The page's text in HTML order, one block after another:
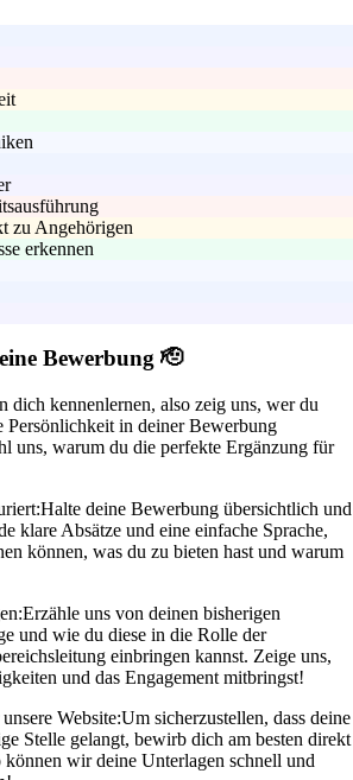
zu Angehörigen
erkennen
Bewerbung 🫡
dich kennenlernen, also zeig uns, wer du
in deiner Bewerbung
uns, warum du die perfekte Ergänzung für
Halte deine Bewerbung übersichtlich und
klare Absätze und eine einfache Sprache,
können, was du zu bieten hast und warum
Erzähle uns von deinen bisherigen
und wie du diese in die Rolle der
einbringen kannst. Zeige uns,
und das Engagement mitbringst!
Website:Um sicherzustellen, dass deine
Stelle gelangt, bewirb dich am besten direkt
können wir deine Unterlagen schnell und